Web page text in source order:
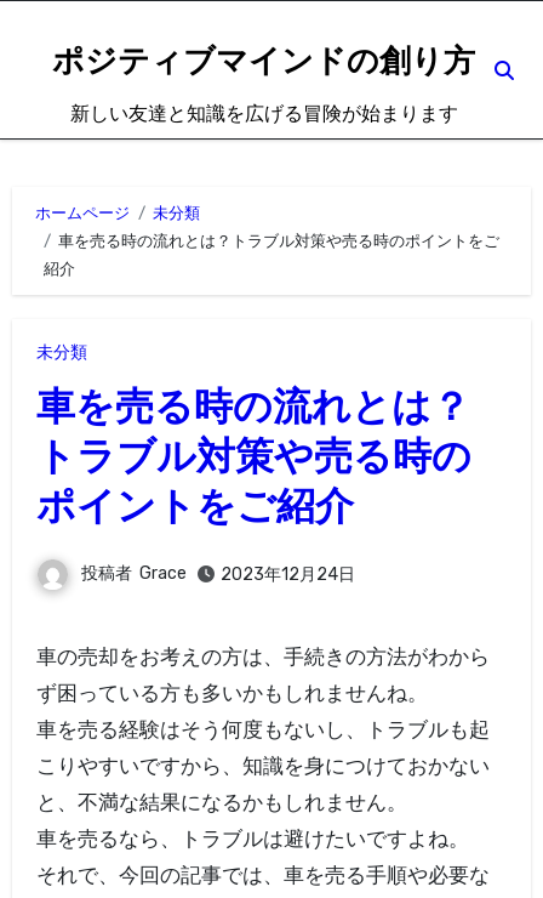
ポジティブマインドの創り方
新しい友達と知識を広げる冒険が始まります
ホームページ
未分類
車を売る時の流れとは？トラブル対策や売る時のポイントをご
紹介
未分類
車を売る時の流れとは？
トラブル対策や売る時の
ポイントをご紹介
投稿者 Grace 2023年12月24日
車の売却をお考えの方は、手続きの方法がわから
ず困っている方も多いかもしれませんね。
車を売る経験はそう何度もないし、トラブルも起
こりやすいですから、知識を身につけておかない
と、不満な結果になるかもしれません。
車を売るなら、トラブルは避けたいですよね。
それで、今回の記事では、車を売る手順や必要な